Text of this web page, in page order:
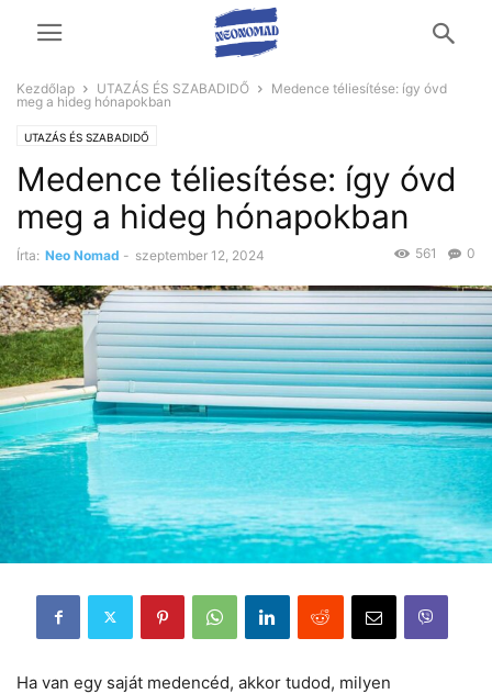
Kezdőlap UTAZÁS ÉS SZABADIDŐ
Medence téliesítése: így óvd
meg a hideg hónapokban
UTAZÁS ÉS SZABADIDŐ
Medence téliesítése: így óvd
meg a hideg hónapokban
Írta: Neo Nomad - szeptember 12, 2024 0
561
Ha van egy saját medencéd, akkor tudod, milyen